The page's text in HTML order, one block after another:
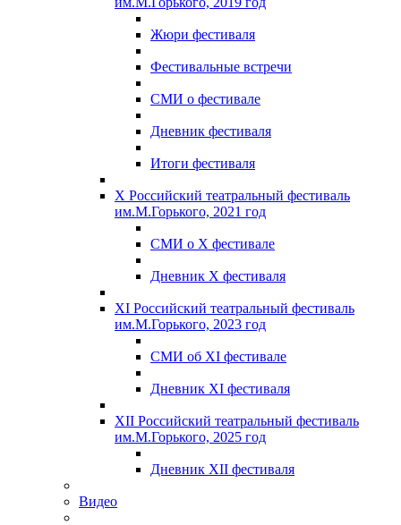
Жюри фестиваля
Фестивальные встречи
СМИ о фестивале
Дневник фестиваля
Итоги фестиваля
X Российский театральный фестиваль
им.М.Горького, 2021 год
СМИ о X фестивале
Дневник X фестиваля
XI Российский театральный фестиваль
им.М.Горького, 2023 год
СМИ об XI фестивале
Дневник XI фестиваля
XII Российский театральный фестиваль
им.М.Горького, 2025 год
Дневник XII фестиваля
Видео